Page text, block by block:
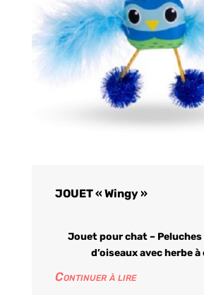
JOUET « Wingy »
Jouet pour chat –
d’oiseaux avec herbe
Continuer à lire